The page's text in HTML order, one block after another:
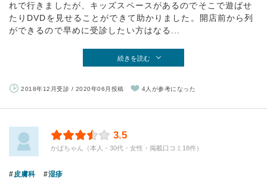
れで行きましたが、キッズスペースがあるのでそこで遊ばせ
たりDVDを見せることができて助かりました。開店前から列
ができるので早めに受診したい方はなる...
続きを読む
2018年12月受診 / 2020年06月投稿 4人が参考になった
3.5
かぱちゃん（本人・30代・女性・掲載口コミ18件）
皮膚科 湿疹